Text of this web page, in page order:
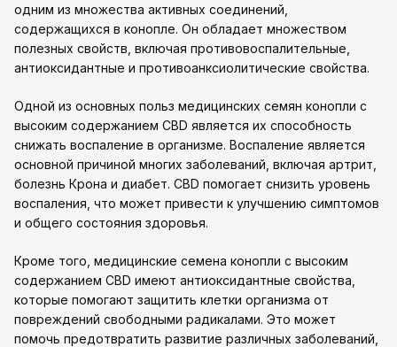
одним из множества активных соединений,
содержащихся в конопле. Он обладает множеством
полезных свойств, включая противовоспалительные,
антиоксидантные и противоанксиолитические свойства.
Одной из основных польз медицинских семян конопли с
высоким содержанием CBD является их способность
снижать воспаление в организме. Воспаление является
основной причиной многих заболеваний, включая артрит,
болезнь Крона и диабет. CBD помогает снизить уровень
воспаления, что может привести к улучшению симптомов
и общего состояния здоровья.
Кроме того, медицинские семена конопли с высоким
содержанием CBD имеют антиоксидантные свойства,
которые помогают защитить клетки организма от
повреждений свободными радикалами. Это может
помочь предотвратить развитие различных заболеваний,